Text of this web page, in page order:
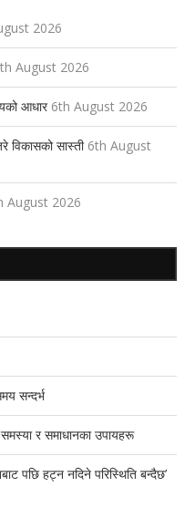
2026
August 2026
आधार 6th August 2026
विकासको सास्ती 6th August
August 2026
सन्दर्भ
र समाधानका उपायहरू
पछि हट्न नदिने परिस्थिति बन्दैछ’